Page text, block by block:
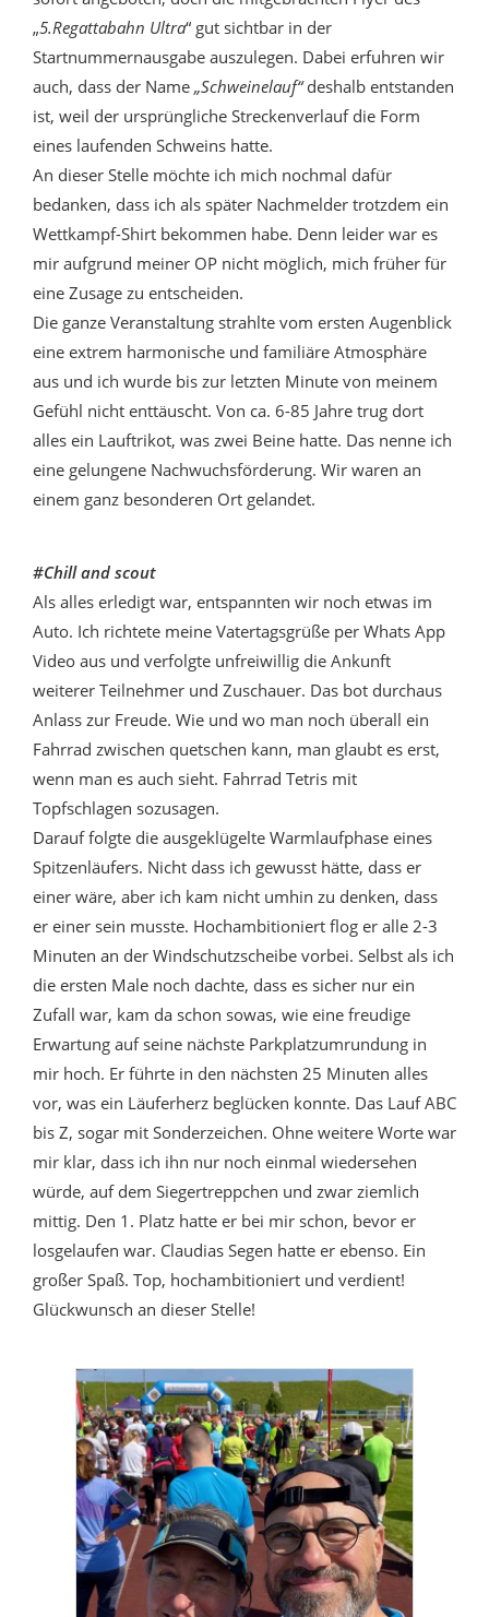
„5.Regattabahn Ultra“ gut sichtbar in der
Startnummernausgabe auszulegen. Dabei erfuhren wir
auch, dass der Name „Schweinelauf“deshalb entstanden
ist, weil der ursprüngliche Streckenverlauf die Form
eines laufenden Schweins hatte.
An dieser Stelle möchte ich mich nochmal dafür
bedanken, dass ich als später Nachmelder trotzdem ein
Wettkampf-Shirt bekommen habe. Denn leider war es
mir aufgrund meiner OP nicht möglich, mich früher für
eine Zusage zu entscheiden.
Die ganze Veranstaltung strahlte vom ersten Augenblick
eine extrem harmonische und familiäre Atmosphäre
aus und ich wurde bis zur letzten Minute von meinem
Gefühl nicht enttäuscht. Von ca. 6-85 Jahre trug dort
alles ein Lauftrikot, was zwei Beine hatte. Das nenne ich
eine gelungene Nachwuchsförderung. Wir waren an
einem ganz besonderen Ort gelandet.
#Chill and scout
Als alles erledigt war, entspannten wir noch etwas im
Auto. Ich richtete meine Vatertagsgrüße per Whats App
Video aus und verfolgte unfreiwillig die Ankunft
weiterer Teilnehmer und Zuschauer. Das bot durchaus
Anlass zur Freude. Wie und wo man noch überall ein
Fahrrad zwischen quetschen kann, man glaubt es erst,
wenn man es auch sieht. Fahrrad Tetris mit
Topfschlagen sozusagen.
Darauf folgte die ausgeklügelte Warmlaufphase eines
Spitzenläufers. Nicht dass ich gewusst hätte, dass er
einer wäre, aber ich kam nicht umhin zu denken, dass
er einer sein musste. Hochambitioniert flog er alle 2-3
Minuten an der Windschutzscheibe vorbei. Selbst als ich
die ersten Male noch dachte, dass es sicher nur ein
Zufall war, kam da schon sowas, wie eine freudige
Erwartung auf seine nächste Parkplatzumrundung in
mir hoch. Er führte in den nächsten 25 Minuten alles
vor, was ein Läuferherz beglücken konnte. Das Lauf ABC
bis Z, sogar mit Sonderzeichen. Ohne weitere Worte war
mir klar, dass ich ihn nur noch einmal wiedersehen
würde, auf dem Siegertreppchen und zwar ziemlich
mittig. Den 1. Platz hatte er bei mir schon, bevor er
losgelaufen war. Claudias Segen hatte er ebenso. Ein
großer Spaß. Top, hochambitioniert und verdient!
Glückwunsch an dieser Stelle!